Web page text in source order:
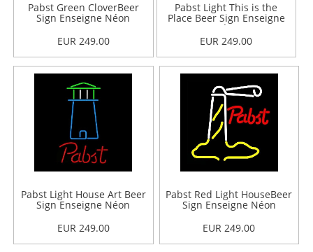
Pabst Green CloverBeer
Sign Enseigne Néon
EUR 249.00
Pabst Light This is the
Place Beer Sign Enseigne
Néon
EUR 249.00
Pabst Light House Art Beer
Sign Enseigne Néon
EUR 249.00
Pabst Red Light HouseBeer
Sign Enseigne Néon
EUR 249.00